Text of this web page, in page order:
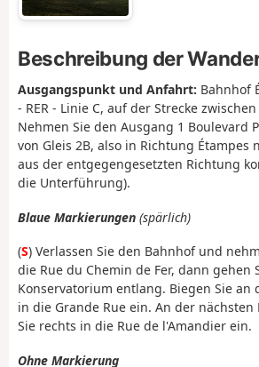
Beschreibung der
Ausgangspunkt und Anfahrt: Bahnhof
- RER - Linie C, auf der Strecke
Nehmen Sie den Ausgang 1 Boulevard
von Gleis 2B, also in Richtung Étampes
aus der entgegengesetzten Richtung
die Unterführung).
Blaue Markierungen (spärlich)
(S) Verlassen Sie den Bahnhof und
die Rue du Chemin de Fer, dann gehen
Konservatorium entlang. Biegen Sie an
in die Grande Rue ein. An der
Sie rechts in die Rue de l'Amandier ein.
Ohne Markierung